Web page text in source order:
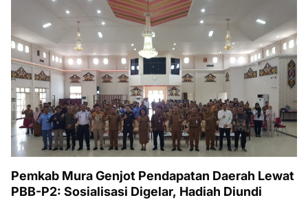
Pemkab Mura Genjot Pendapatan Daerah Lewat
PBB-P2: Sosialisasi Digelar, Hadiah Diundi